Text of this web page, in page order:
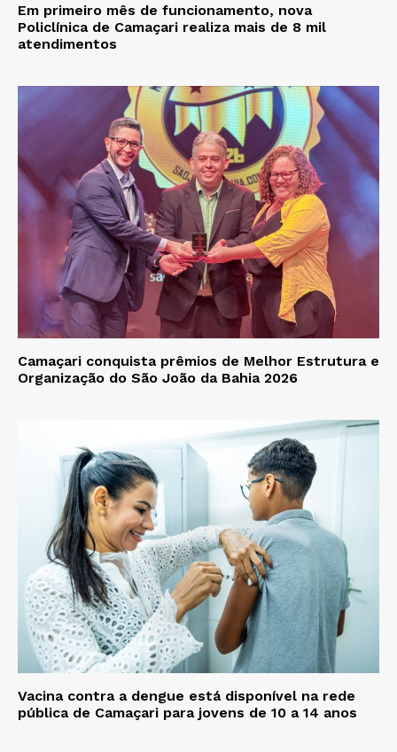
Em primeiro mês de funcionamento, nova
Policlínica de Camaçari realiza mais de 8 mil
atendimentos
Camaçari conquista prêmios de Melhor Estrutura e
Organização do São João da Bahia 2026
Vacina contra a dengue está disponível na rede
pública de Camaçari para jovens de 10 a 14 anos